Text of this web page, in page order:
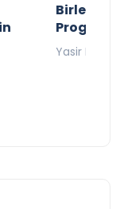
Birleşik
Yasir Baba